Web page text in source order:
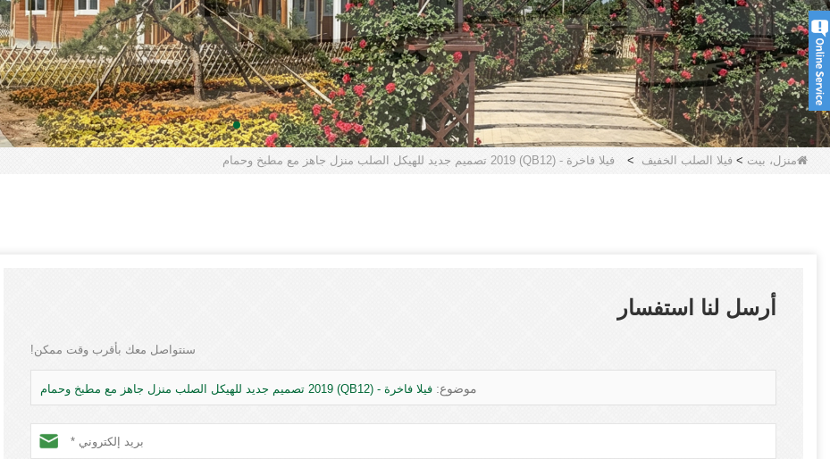
منزل، بيت > فيلا الصلب الخفيف > فيلا فاخرة - (QB12) 2019 تصميم جديد للهيكل الصلب منزل جاهز مع مطبخ وحمام
أرسل لنا استفسار
سنتواصل معك بأقرب وقت ممكن!
موضوع:فيلا فاخرة - (QB12) 2019 تصميم جديد للهيكل الصلب منزل جاهز مع مطبخ وحمام